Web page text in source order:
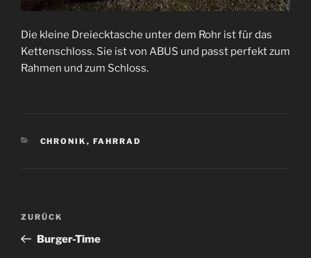
Die kleine Dreiecktasche unter dem Rohr ist für das
Kettenschloss. Sie ist von ABUS und passt perfekt zum
Rahmen und zum Schloss.
KATEGORIEN
CHRONIK , FAHRRAD
Beitrags-
Vorheriger
Beitrag
ZURÜCK
Burger-Time